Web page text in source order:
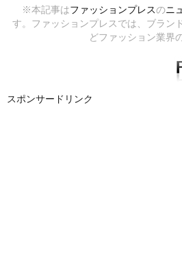
※本記事はファッションプレスのニ
す。ファッションプレスでは、ブラン
どファッション業界
スポンサードリンク